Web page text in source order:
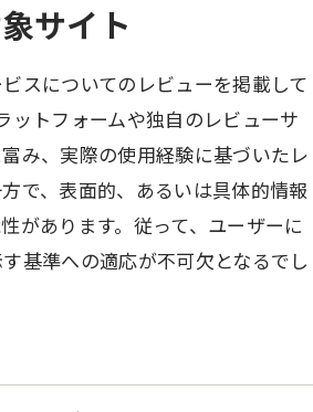
サイト
スについてのレビューを掲載して
ットフォームや独自のレビューサ
み、実際の使用経験に基づいたレ
で、表面的、あるいは具体的情報
があります。従って、ユーザーに
基準への適応が不可欠となるでし